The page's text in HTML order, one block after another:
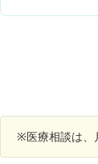
は内科を受診
処方していた
があまり変化
ので、腸の調
しょうか？ま
り、疲れが取
※医療相談は、